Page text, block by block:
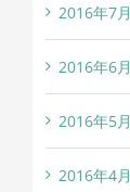
2016年7月
2016年6月
2016年5月
2016年4月